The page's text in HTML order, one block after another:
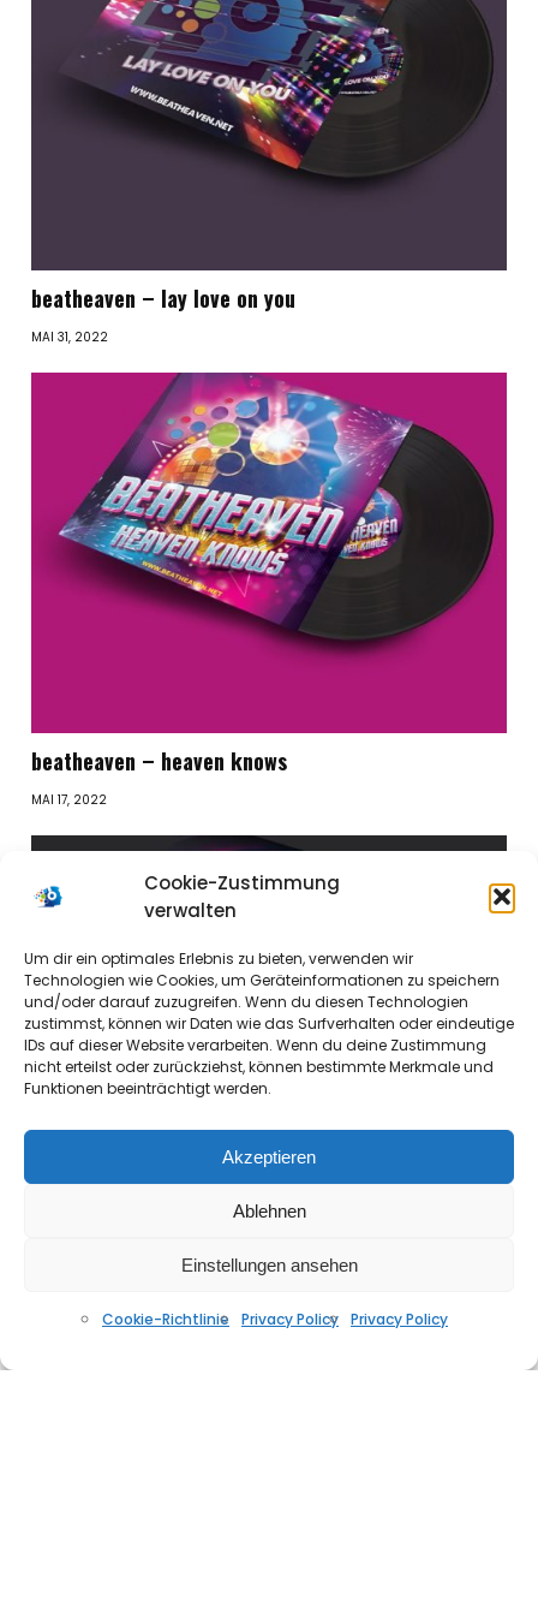
Cookie-Zustimmung
verwalten
Um dir ein optimales Erlebnis zu bieten, verwenden wir
Technologien wie Cookies, um Geräteinformationen zu speichern
und/oder darauf zuzugreifen. Wenn du diesen Technologien
zustimmst, können wir Daten wie das Surfverhalten oder eindeutige
IDs auf dieser Website verarbeiten. Wenn du deine Zustimmung
nicht erteilst oder zurückziehst, können bestimmte Merkmale und
Funktionen beeinträchtigt werden.
Akzeptieren
Ablehnen
Einstellungen ansehen
Cookie-Richtlinie Privacy Policy Privacy Policy
beatheaven – lay love on you
MAI 31, 2022
beatheaven – heaven knows
MAI 17, 2022
beatheaven – pleasure